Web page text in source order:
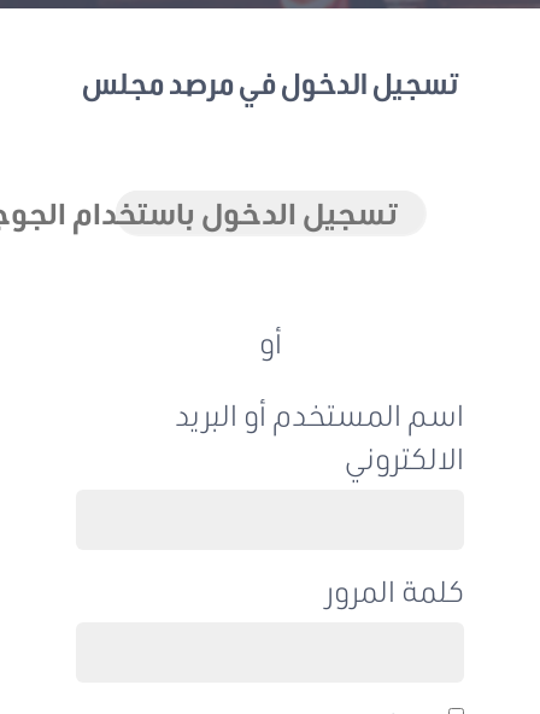
تسجيل الدخول في مرصد مجلس
تسجيل الدخول باستخدام الجوجل
اسم المستخدم أو البريد
الالكتروني
كلمة المرور